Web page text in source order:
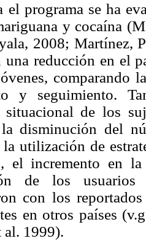
el programa se ha
y cocaína
2008; Martínez,
una reducción en el
comparando
y seguimiento.
situacional de los
disminución del
la utilización de
el incremento en
de los
con los
en otros países
al. 1999).